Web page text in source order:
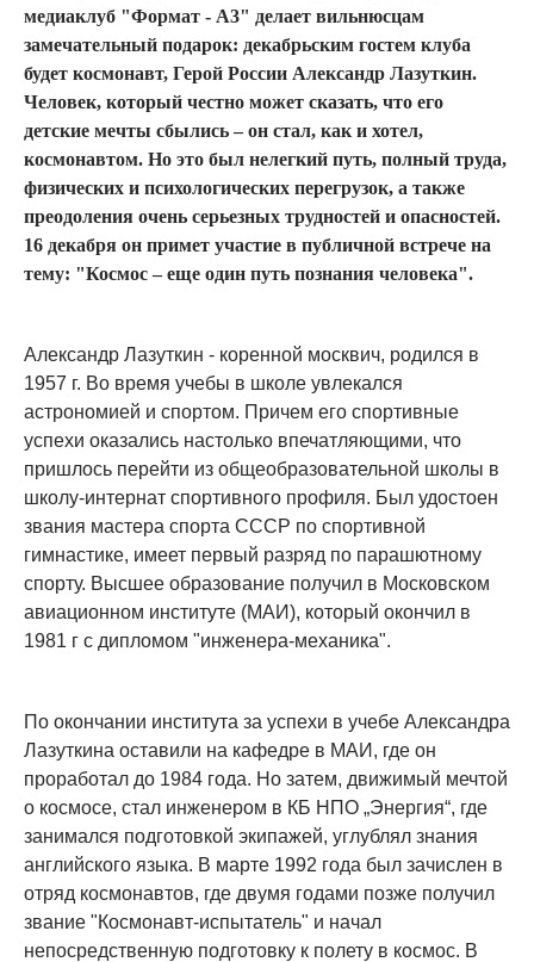
медиаклуб "Формат - А3" делает вильнюсцам
замечательный подарок: декабрьским гостем клуба
будет космонавт, Герой России Александр Лазуткин.
Человек, который честно может сказать, что его
детские мечты сбылись – он стал, как и хотел,
космонавтом. Но это был нелегкий путь, полный труда,
физических и психологических перегрузок, а также
преодоления очень серьезных трудностей и опасностей.
16 декабря он примет участие в публичной встрече на
тему: "Космос – еще один путь познания человека".
Александр Лазуткин - коренной москвич, родился в
1957 г. Во время учебы в школе увлекался
астрономией и спортом. Причем его спортивные
успехи оказались настолько впечатляющими, что
пришлось перейти из общеобразовательной школы в
школу-интернат спортивного профиля. Был удостоен
звания мастера спорта СССР по спортивной
гимнастике, имеет первый разряд по парашютному
спорту. Высшее образование получил в Московском
авиационном институте (МАИ), который окончил в
1981 г с дипломом "инженера-механика".
По окончании института за успехи в учебе Александра
Лазуткина оставили на кафедре в МАИ, где он
проработал до 1984 года. Но затем, движимый мечтой
о космосе, стал инженером в КБ НПО „Энергия“, где
занимался подготовкой экипажей, углублял знания
английского языка. В марте 1992 года был зачислен в
отряд космонавтов, где двумя годами позже получил
звание "Космонавт-испытатель" и начал
непосредственную подготовку к полету в космос. В